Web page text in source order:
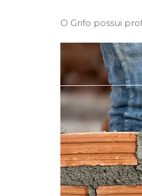
O Grifo possui